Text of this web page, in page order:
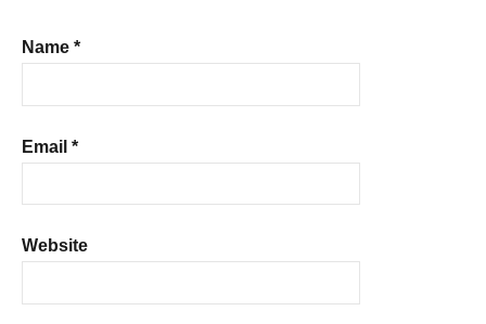
Name *
Email *
Website